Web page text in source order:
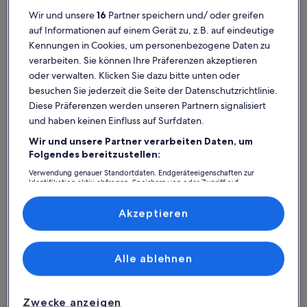
Weitere Infos zu Charmante Ferienwohnung nur 3 Minuten
Charmante Ferienwohnung nur 3
Sandstrand
8,88,8 von 10
Hervorragend
hervorragend
18 Bewertungen
(18
bewertungen)
Weitere
Pareti: Ferienunterkünfte mit
Top-Bewertung
Weitere Infos zu Ferienhaus mit Pool. Zwei Zimmer 4 pl.
Weitere
Wir und unsere16 Partner speichern und/ oder greifen
auf Informationen auf einem Gerät zu, z.B. auf eindeutige
Kennungen in Cookies, um personenbezogene Daten zu
verarbeiten. Sie können Ihre Präferenzen akzeptieren
oder verwalten. Klicken Sie dazu bitte unten oder
besuchen Sie jederzeit die Seite der Datenschutzrichtlinie.
Diese Präferenzen werden unseren Partnern signalisiert
und haben keinen Einfluss auf Surfdaten.
Wir und unsere Partner verarbeiten Daten, um
Folgendes bereitzustellen:
Verwendung genauer Standortdaten. Endgeräteeigenschaften zur
Identifikation aktiv abfragen. Speichern von oder Zugriff auf
Inhalte, Messung von Werbeleistung und der Performance von Inhalten,
Zielgruppenforschung sowie Entwicklung und Verbesserung von
Liste der Partner (Lieferanten)
Zwecke anzeigen
Alle ablehnen
Akzeptieren